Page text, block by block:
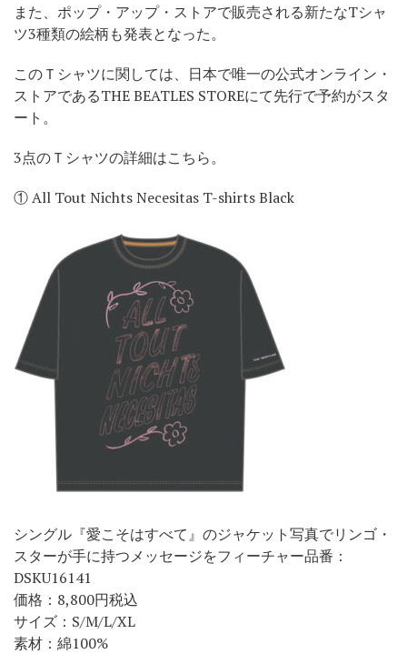
また、ポップ・アップ・ストアで販売される新たなTシャ
ツ3種類の絵柄も発表となった。
このＴシャツに関しては、日本で唯一の公式オンライン・
ストアであるTHE BEATLES STOREにて先行で予約がスタ
ート。
3点のＴシャツの詳細はこちら。
① All Tout Nichts Necesitas T-shirts Black
シングル『愛こそはすべて』のジャケット写真でリンゴ・
スターが手に持つメッセージをフィーチャー品番：
DSKU16141
価格：8,800円税込
サイズ：S/M/L/XL
素材：綿100%